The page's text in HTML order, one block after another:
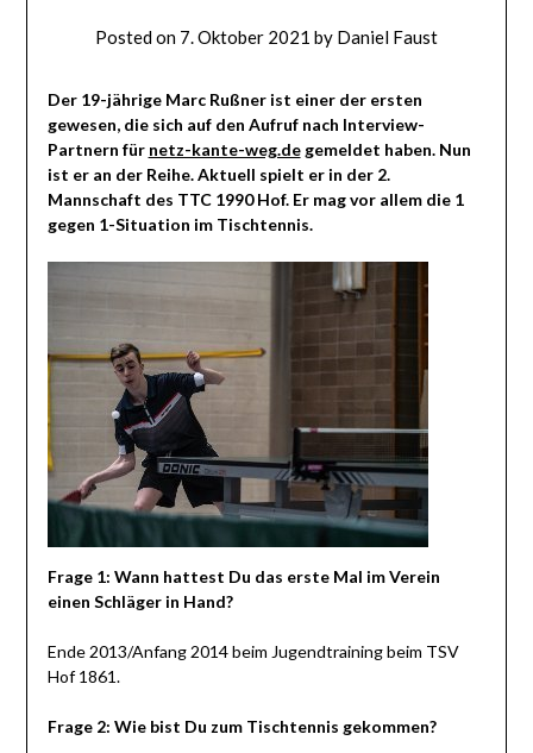
Posted on 7. Oktober 2021 by Daniel Faust
Der 19-jährige Marc Rußner ist einer der ersten
gewesen, die sich auf den Aufruf nach Interview-
Partnern für netz-kante-weg.degemeldet haben. Nun
ist er an der Reihe. Aktuell spielt er in der 2.
Mannschaft des TTC 1990 Hof. Er mag vor allem die 1
gegen 1-Situation im Tischtennis.
Frage 1: Wann hattest Du das erste Mal im Verein
einen Schläger in Hand?
Ende 2013/Anfang 2014 beim Jugendtraining beim TSV
Hof 1861.
Frage 2: Wie bist Du zum Tischtennis gekommen?